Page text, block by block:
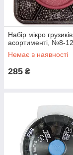
Набір мікро
асортименті, №8-12
Немає в наявності
285 ₴